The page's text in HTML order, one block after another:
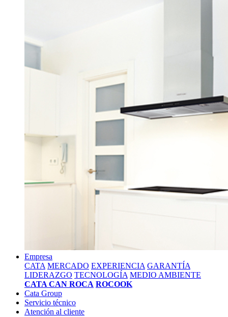
Empresa
CATA MERCADO EXPERIENCIA GARANTÍA
LIDERAZGO TECNOLOGÍA MEDIO AMBIENTE
CATA CAN ROCA ROCOOK
Cata Group
Servicio técnico
Atención al cliente